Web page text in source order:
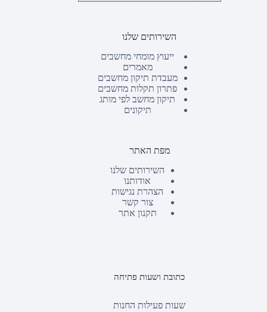
השירותים שלנו
ייעוץ מומחי מחשבים
מאמרים
מעבדת תיקון מחשבים
פתרון תקלות מחשבים
תיקון מחשב לפי מותג
תיקונים
מפת האתר
השירותים שלנו
אודותנו
הצהרת נגישות
צור קשר
תקנון אתר
כתובת ושעות פתיחה
שעות פעילות החנות